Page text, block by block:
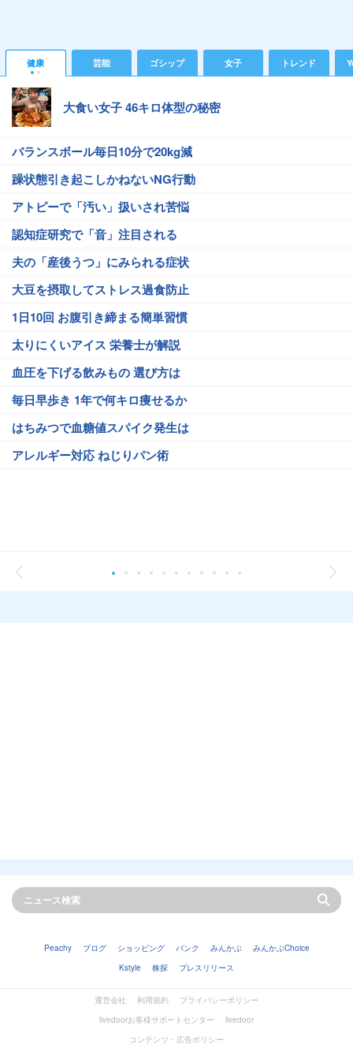
健康 芸能 ゴシップ 女子 トレンド
大食い女子 46キロ体型の秘密
バランスボール毎日10分で20kg減
躁状態引き起こしかねないNG行動
アトピーで「汚い」扱いされ苦悩
認知症研究で「音」注目される
夫の「産後うつ」にみられる症状
大豆を摂取してストレス過食防止
1日10回 お腹引き締まる簡単習慣
太りにくいアイス 栄養士が解説
血圧を下げる飲みもの 選び方は
毎日早歩き 1年で何キロ痩せるか
はちみつで血糖値スパイク発生は
アレルギー対応 ねじりパン術
Peachy ブログ ショッピング バンク みんかぶ
みんかぶChoice
Kstyle
株探 プレスリリース
運営会社 利用規約
プライバシーポリシー
livedoorお客様サポートセンター
livedoor
コンテンツ・広告ポリシー